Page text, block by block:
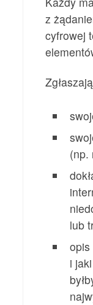
z
cyfrowej
(np.
lub
opis
i